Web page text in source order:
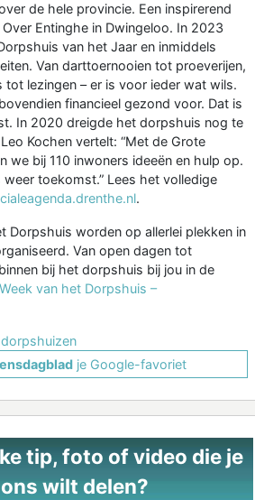
de hele provincie. Een inspirerend
Entinghe in Dwingeloo. In 2023
van het Jaar en inmiddels
Van darttoernooien tot proeverijen,
tot lezingen – er is voor ieder wat wils.
financieel gezond voor. Dat is
In 2020 dreigde het dorpshuis nog te
Kochen vertelt: “Met de Grote
we bij 110 inwoners ideeën en hulp op.
toekomst.” Lees het volledige
.
Dorpshuis worden op allerlei plekken in
Van open dagen tot
bij het dorpshuis bij jou in de
Week van het Dorpshuis –
dorpshuizen
je Google-favoriet
tip, foto of video die je
wilt delen?